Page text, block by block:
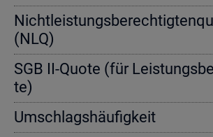
(NLQ)
SGB II-Quote (für
te)
Um­schlags­häu­fig­keit